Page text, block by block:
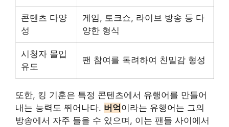
콘텐츠 다양
성
게임, 토크쇼, 라이브 방송 등 다
양한 형식
시청자 몰입
유도
팬 참여를 독려하여 친밀감 형성
또한, 킹 기훈은 특정 콘텐츠에서 유행어를 만들어
내는 능력도 뛰어나다. 버억이라는 유행어는 그의
방송에서 자주 들을 수 있으며, 이는 팬들 사이에서